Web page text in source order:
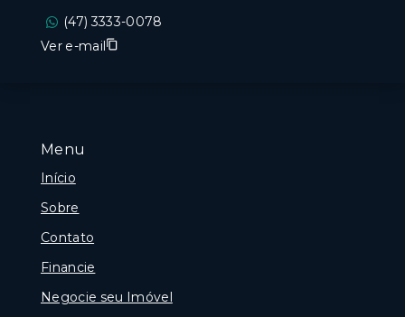
Menu
Início
Sobre
Contato
Financie
Negocie seu Imóvel
(47) 3333-0078
Ver e-mail